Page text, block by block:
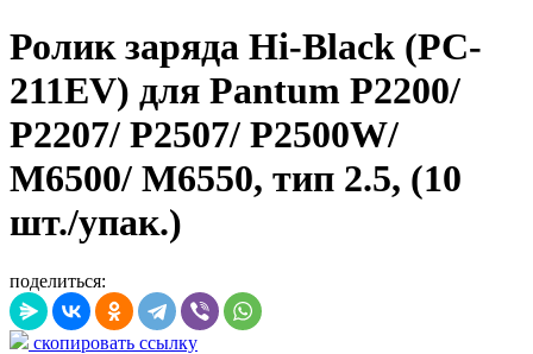
Ролик заряда Hi-Black (PC-
211EV) для Pantum P2200/
P2207/ P2507/ P2500W/
M6500/ M6550, тип 2.5, (10
шт./упак.)
поделиться:
скопировать ссылку